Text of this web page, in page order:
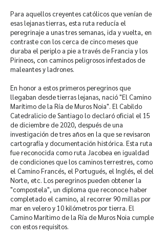
Para aquellos creyentes católicos que venían de
esas lejanas tierras, esta ruta reducía el
peregrinaje a unas tres semanas, ida y vuelta, en
contraste con los cerca de cinco meses que
duraba el periplo a pie a través de Francia y los
Pirineos, con caminos peligrosos infestados de
maleantes y ladrones.
En honor a estos primeros peregrinos que
llegaban desde tierras lejanas, nació "El Camino
Marítimo de la Ría de Muros Noia". El Cabildo
Catedralicio de Santiago lo declaró oficial el 15
de diciembre de 2020, después de una
investigación de tres años en la que se revisaron
cartografía y documentación histórica. Esta ruta
fue reconocida como ruta Jacobea en igualdad
de condiciones que los caminos terrestres, como
el Camino Francés, el Portugués, el Inglés, el del
Norte, etc. Los peregrinos pueden obtener la
"compostela", un diploma que reconoce haber
completado el camino, al recorrer 90 millas por
mar en velero y 10 kilómetros por tierra. El
Camino Marítimo de la Ría de Muros Noia cumple
con estos requisitos.